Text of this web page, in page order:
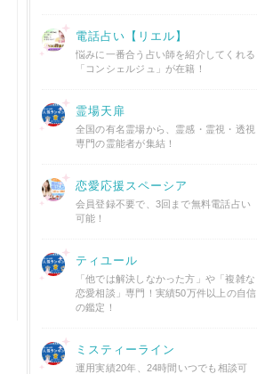
電話占い【リエル】
悩みに一番合う占い師を紹介してくれる
「コンシェルジュ」が在籍！
霊場天扉
全国の有名霊場から、霊感・霊視・透視
専門の霊能者が集結！
恋愛応援スペーシア
会員登録不要で、3回まで無料電話占い
可能！
ティユール
「他では解決しなかった方」や「複雑な
恋愛相談」専門！実績50万件以上の自信
の鑑定！
ミスティーライン
運用実績20年、24時間いつでも相談可